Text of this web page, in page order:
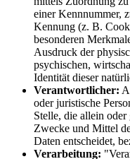
einer Kennnummer,
Kennung (z. B.
besonderen
Ausdruck der
psychischen,
Identität dieser
Verantwortlicher:
oder juristische
Stelle, die allein oder
Zwecke und Mittel
Daten entscheidet,
Verarbeitung: